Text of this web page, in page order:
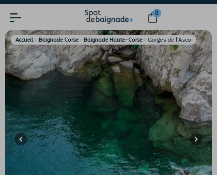
0
Accueil • Baignade Corse • Baignade Haute-Corse •Gorges de l’Asco